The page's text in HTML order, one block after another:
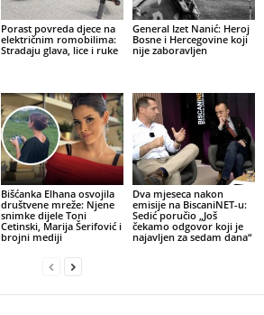
Porast povreda djece na
električnim romobilima:
Stradaju glava, lice i ruke
General Izet Nanić: Heroj
Bosne i Hercegovine koji
nije zaboravljen
Bišćanka Elhana osvojila
društvene mreže: Njene
snimke dijele Toni
Cetinski, Marija Šerifović i
brojni mediji
Dva mjeseca nakon
emisije na BiscaniNET-u:
Sedić poručio „Još
čekamo odgovor koji je
najavljen za sedam dana“